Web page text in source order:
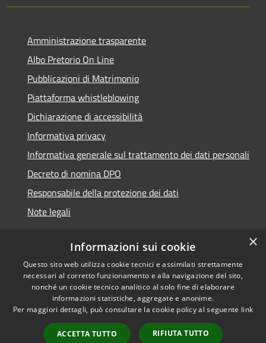
Amministrazione trasparente
Albo Pretorio On Line
Pubblicazioni di Matrimonio
Piattaforma whistleblowing
Dichiarazione di accessibilità
Informativa privacy
Informativa generale sul trattamento dei dati personali
Decreto di nomina DPO
Responsabile della protezione dei dati
Note legali
RSS
Accessibilità
Cookie
Mappa del sito
© 2021 - 2026 Comune di
Chiavari -Area Riservata
×
Informazioni sui cookie
Questo sito web utilizza cookie tecnici e assimilati strettamente
necessari al corretto funzionamento e alla navigazione del sito,
nonché un cookie tecnico analitico al solo fine di elaborare
informazioni statistiche, aggregate e anonime.
Per maggiori dettagli, può consultare la cookie policy al seguente link
ACCETTA TUTTO RIFIUTA TUTTO